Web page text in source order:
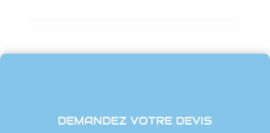
DEMANDEZ VOTRE DEVIS